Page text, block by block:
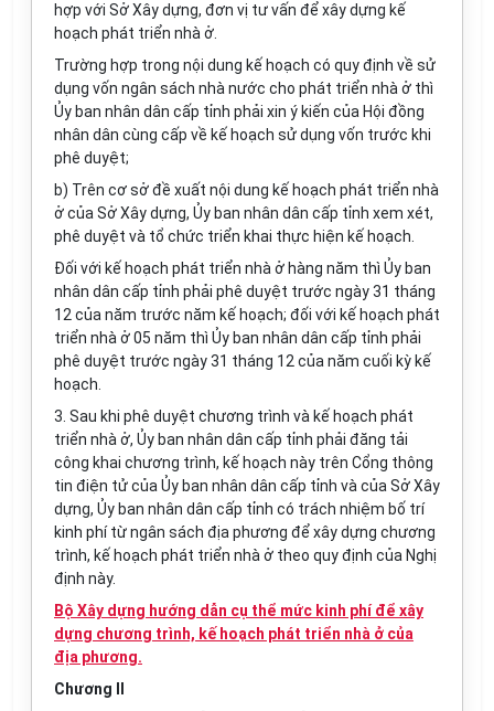
hợp với Sở Xây dựng, đơn vị tư vấn để xây dựng kế
hoạch phát triển nhà ở.
Trường hợp trong nội dung kế hoạch có quy định về sử
dụng vốn ngân sách nhà nước cho phát triển nhà ở thì
Ủy ban nhân dân cấp tỉnh phải xin ý kiến của Hội đồng
nhân dân cùng cấp về kế hoạch sử dụng vốn trước khi
phê duyệt;
b) Trên cơ sở đề xuất nội dung kế hoạch phát triển nhà
ở của Sở Xây dựng, Ủy ban nhân dân cấp tỉnh xem xét,
phê duyệt và tổ chức triển khai thực hiện kế hoạch.
Đối với kế hoạch phát triển nhà ở hàng năm thì Ủy ban
nhân dân cấp tỉnh phải phê duyệt trước ngày 31 tháng
12 của năm trước năm kế hoạch; đối với kế hoạch phát
triển nhà ở 05 năm thì Ủy ban nhân dân cấp tỉnh phải
phê duyệt trước ngày 31 tháng 12 của năm cuối kỳ kế
hoạch.
3. Sau khi phê duyệt chương trình và kế hoạch phát
triển nhà ở, Ủy ban nhân dân cấp tỉnh phải đăng tải
công khai chương trình, kế hoạch này trên Cổng thông
tin điện tử của Ủy ban nhân dân cấp tỉnh và của Sở Xây
dựng, Ủy ban nhân dân cấp tỉnh có trách nhiệm bố trí
kinh phí từ ngân sách địa phương để xây dựng chương
trình, kế hoạch phát triển nhà ở theo quy định của Nghị
định này.
Bộ Xây dựng hướng dẫn cụ thể mức kinh phí để xây
dựng chương trình, kế hoạch phát triển nhà ở của
địa phương.
Chương II